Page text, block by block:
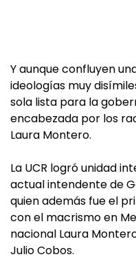
Y aunque confluyen
ideologías muy
sola lista para la
encabezada por los
Laura Montero.
La UCR logró unidad
actual intendente de
quien además fue el
con el macrismo en
nacional Laura
Julio Cobos.